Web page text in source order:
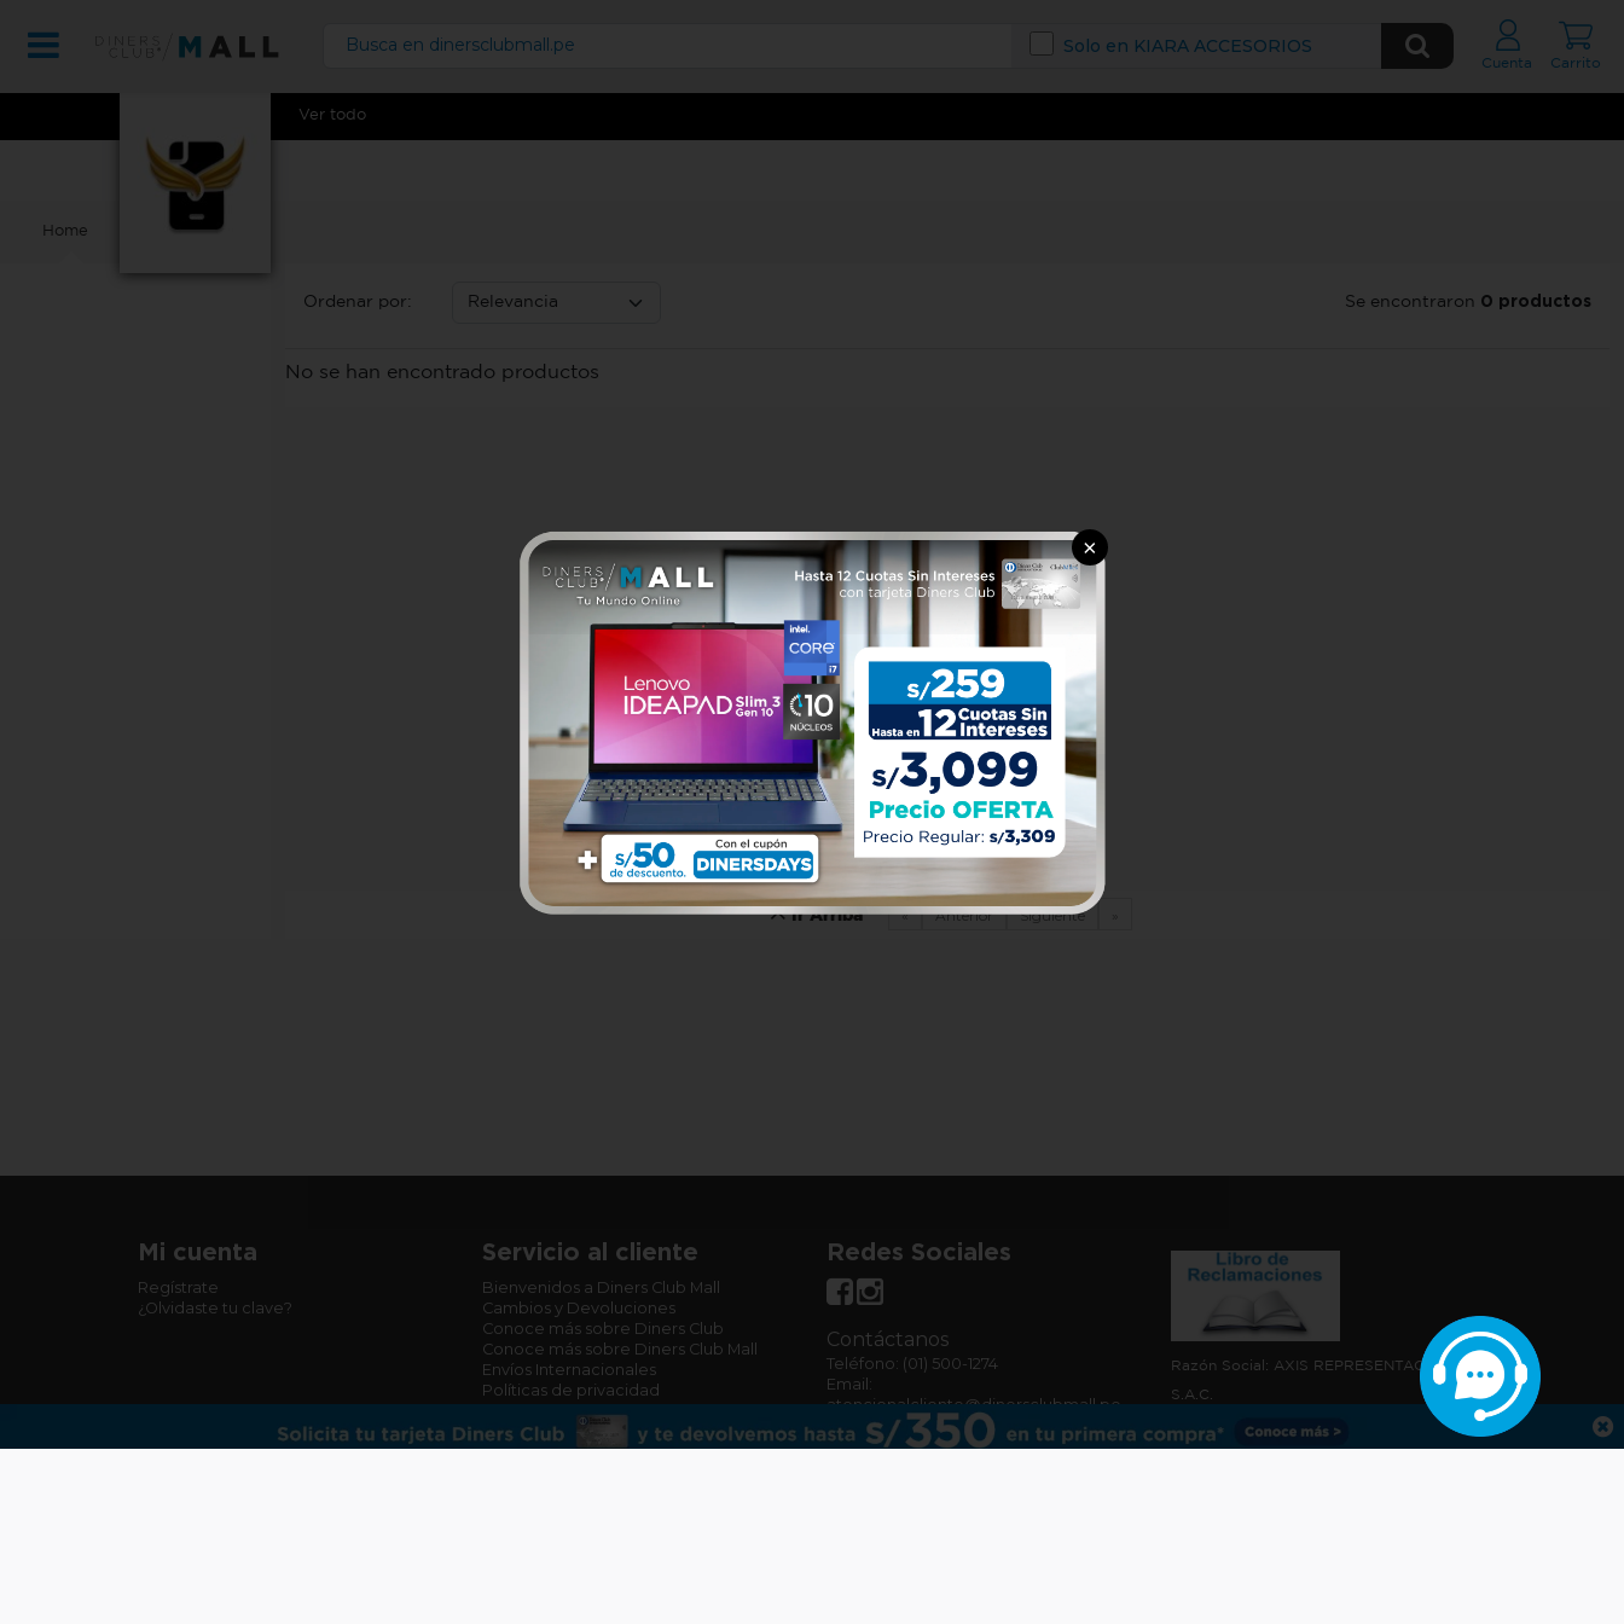
Solo en KIARA ACCESORIOS
Cuenta Carrito
Ver todo
Home
Ordenar por: Se encontraron 0 productos
No se han encontrado productos
Ir Arriba « Anterior Siguiente
Mi cuenta
Regístrate
¿Olvidaste tu clave?
Servicio al cliente
Bienvenidos a Diners Club Mall
Cambios y Devoluciones
Conoce más sobre Diners Club
Conoce más sobre Diners Club Mall
Envíos Internacionales
Políticas de privacidad
Términos legales de campañas
Términos y Condiciones
Redes Sociales
Contáctanos
Teléfono: (01) 500-1274
Email:
atencionalcliente@dinersclubmall.pe
Lunes a Viernes de 9:00 a.m. a 18:00
p.m.
Razón Social: AXIS REPRESENTACIONES
S.A.C.
×